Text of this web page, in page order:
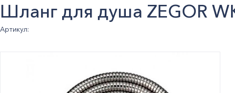
Гарантия
заказа
Шланг для душа ZEGOR
Артикул: